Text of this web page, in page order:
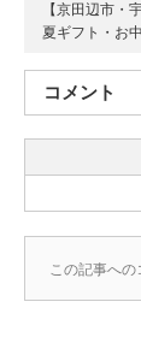
【京田辺市・
夏ギフト・お
コメント
この記事への